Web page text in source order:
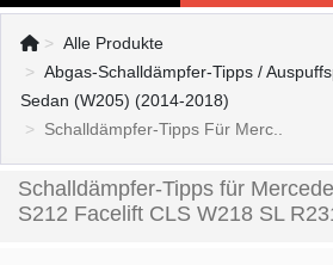
Alle Produkte
Abgas-Schalldämpfer-Tipps /
Sedan (W205) (2014-2018)
Schalldämpfer-Tipps Für Merc..
Schalldämpfer-Tipps für
S212 Facelift CLS W218 SL